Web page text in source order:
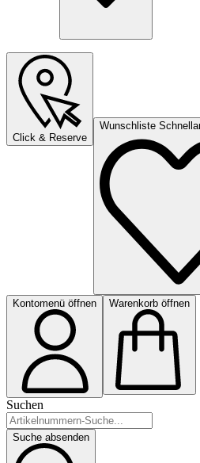
Click & Reserve
Wunschliste
Kontomenü öffnen Warenkorb öffnen
Suchen
Suche absenden